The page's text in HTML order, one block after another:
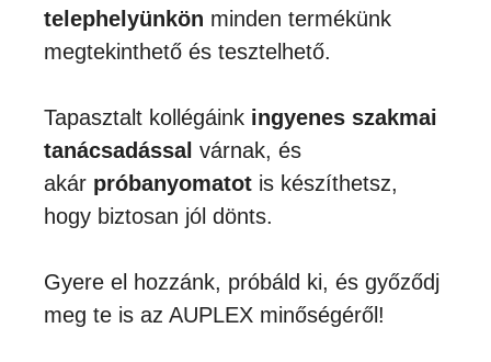
telephelyünkön minden termékünk
megtekinthető és tesztelhető.
Tapasztalt kollégáink ingyenes szakmai
tanácsadással várnak, és
akár próbanyomatot is készíthetsz,
hogy biztosan jól dönts.
Gyere el hozzánk, próbáld ki, és győződj
meg te is az AUPLEX minőségéről!